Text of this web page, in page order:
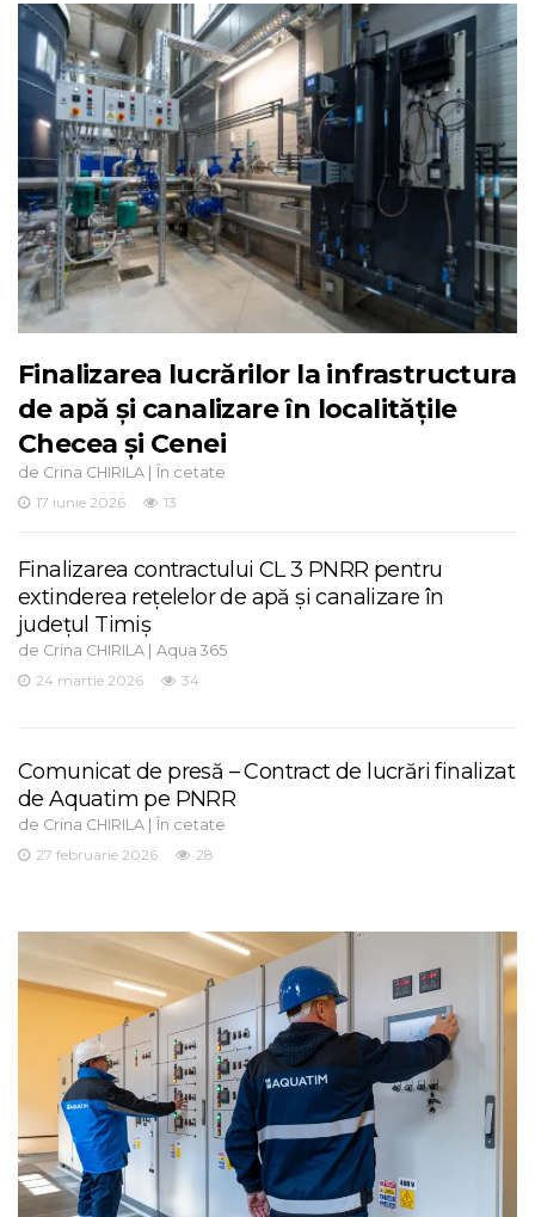
Finalizarea lucrărilor la infrastructura
de apă și canalizare în localitățile
Checea și Cenei
de Crina CHIRILA | În cetate
17 iunie 2026
13
Finalizarea contractului CL 3 PNRR pentru
extinderea rețelelor de apă și canalizare în
județul Timiș
de Crina CHIRILA | Aqua 365
24 martie 2026
34
Comunicat de presă – Contract de lucrări finalizat
de Aquatim pe PNRR
de Crina CHIRILA | În cetate
27 februarie 2026
28